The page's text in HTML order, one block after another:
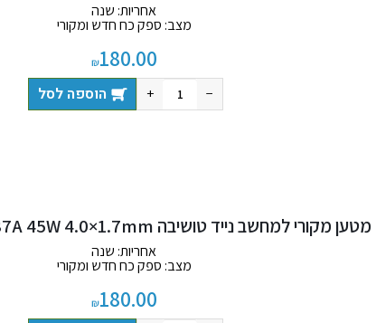
אחריות: שנה
מצב: ספק כח חדש ומקורי
₪180.00
הוספה לסל −
+
מטען מקורי למחשב נייד טושיבה Toshiba 19V 2.37A 45W 4.0×1.7mm
אחריות: שנה
מצב: ספק כח חדש ומקורי
₪180.00